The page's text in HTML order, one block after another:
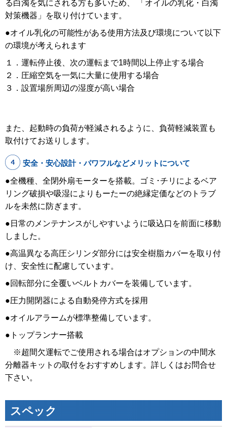
る白濁を気にされる方も多いため、 「オイルの乳化・白濁
対策機器」を取り付けています。
●オイル乳化の可能性がある使用方法及び環境について以下
の環境が考えられます
１．運転停止後、次の運転まで1時間以上停止する場合
２．圧縮空気を一気に大量に使用する場合
３．設置場所周辺の湿度が高い場合
また、起動時の負荷が軽減されるように、負荷軽減装置も
取付けてお送りします。
安全・安心設計・パワフルなどメリットについて
●全機種、全閉外扇モーターを搭載。ゴミ･チリによるベア
リング破損や吸湿によりもーたーの絶縁定価などのトラブ
ルを未然に防ぎます。
●日常のメンテナンスがしやすいように吸込口を前面に移動
しました。
●高温異なる高圧シリンダ部分には安全樹脂カバーを取り付
け、安全性に配慮しています。
●回転部分に全覆いベルトカバーを装備しています。
●圧力開閉器による自動発停方式を採用
●オイルアラームが標準整備しています。
●トップランナー搭載
※超間欠運転でご使用される場合はオプションの中間水
分離器キットの取付をおすすめします。詳しくはお問合せ
下さい。
スペック